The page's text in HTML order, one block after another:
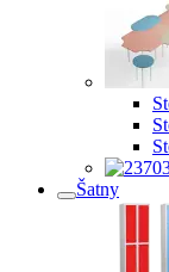
Šatny